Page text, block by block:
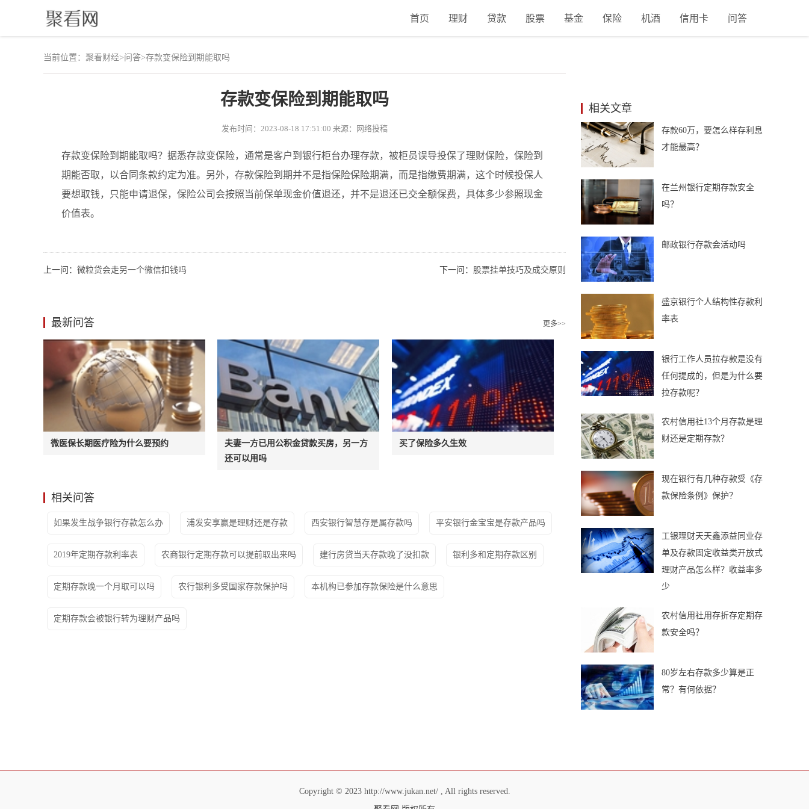
首页 理财 贷款 股票 基金 保险 机酒 信用卡 问答
当前位置： 聚看财经>问答>存款变保险到期能取吗
存款变保险到期能取吗
发布时间：2023-08-18 17:51:00 来源：网络投稿
存款变保险到期能取吗？据悉存款变保险，通常是客户到银行柜台办理存款，被柜员误导投保了理财保险，保险到
期能否取，以合同条款约定为准。另外，存款保险到期并不是指保险保险期满，而是指缴费期满，这个时候投保人
要想取钱，只能申请退保，保险公司会按照当前保单现金价值退还，并不是退还已交全额保费，具体多少参照现金
价值表。
上一问： 微粒贷会走另一个微信扣钱吗 下一问： 股票挂单技巧及成交原则
最新问答 更多>>
微医保长期医疗险为什么要预约
夫妻一方已用公积金贷款买房，另一方
还可以用吗
买了保险多久生效
相关问答
如果发生战争银行存款怎么办 浦发安享赢是理财还是存款 西安银行智慧存是属存款吗 平安银行金宝宝是存款产品吗
2019年定期存款利率表 农商银行定期存款可以提前取出来吗 建行房贷当天存款晚了没扣款 银利多和定期存款区别
定期存款晚一个月取可以吗 农行银利多受国家存款保护吗 本机构已参加存款保险是什么意思
定期存款会被银行转为理财产品吗
相关文章
存款60万，要怎么样存利息
才能最高？
在兰州银行定期存款安全
吗？
邮政银行存款会活动吗
盛京银行个人结构性存款利
率表
银行工作人员拉存款是没有
任何提成的，但是为什么要
拉存款呢？
农村信用社13个月存款是理
财还是定期存款？
现在银行有几种存款受《存
款保险条例》保护？
工银理财天天鑫添益同业存
单及存款固定收益类开放式
理财产品怎么样？收益率多
少
农村信用社用存折存定期存
款安全吗？
80岁左右存款多少算是正
常？有何依据？
Copyright © 2023 http://www.jukan.net/ , All rights reserved.